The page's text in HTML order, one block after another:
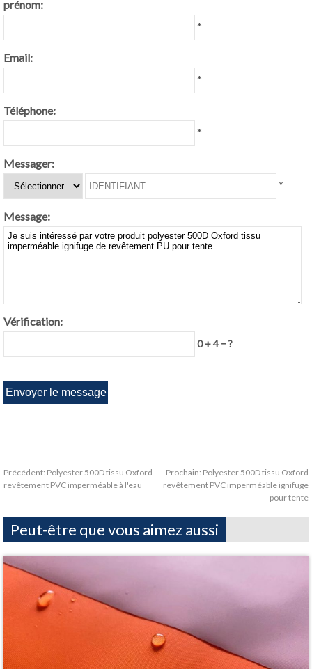
prénom:
*
Email:
*
Téléphone:
*
Messager:
*
Message:
Vérification:
0 + 4 = ?
Précédent: Polyester 500D tissu Oxford
revêtement PVC imperméable à l'eau
Prochain: Polyester 500D tissu Oxford
revêtement PVC imperméable ignifuge
pour tente
Peut-être que vous aimez aussi